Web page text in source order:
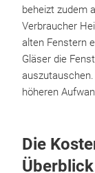
beheizt zudem
Verbraucher
alten Fenstern
Gläser die
höheren
Die
Überblick